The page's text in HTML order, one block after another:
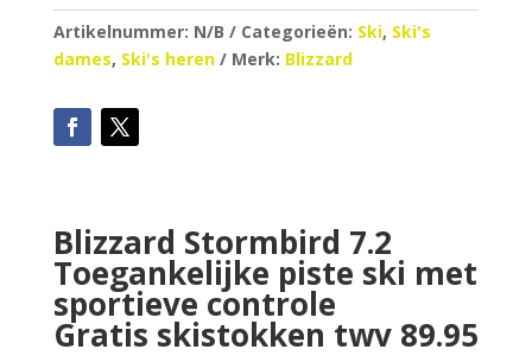
Artikelnummer: N/B Categorieën: Ski, Ski's
dames, Ski's heren Merk: Blizzard
Blizzard Stormbird 7.2
Toegankelijke piste ski met
sportieve controle
Gratis skistokken twv 89.95